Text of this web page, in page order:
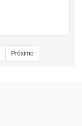
Próximo